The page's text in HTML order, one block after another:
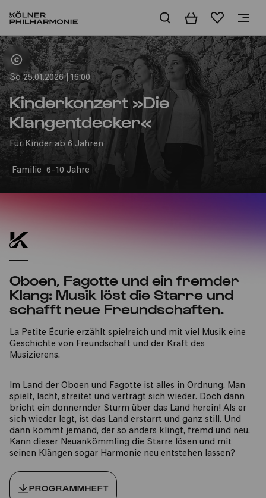
WarenkorbMerkliste
Home
So 25.01.2026 | 16:00
Kinderkonzert »Die
Klangentdecker«
Für Kinder ab 6 Jahren
Familie 6-10 Jahre
Oboen, Fagotte und ein fremder
Klang: Musik löst die Starre und
schafft neue Freundschaften.
La Petite Écurie erzählt spielreich und mit viel Musik eine
Geschichte von Freundschaft und der Kraft des
Musizierens.
Im Land der Oboen und Fagotte ist alles in Ordnung. Man
spielt, lacht, streitet und verträgt sich wieder. Doch dann
bricht ein donnernder Sturm über das Land herein! Als er
sich wieder legt, ist das Land erstarrt und ganz still. Und
dann kommt jemand, der so anders klingt, fremd und neu.
Kann dieser Neuankömmling die Starre lösen und mit
seinen Klängen sogar Harmonie neu entstehen lassen?
PROGRAMMHEFT